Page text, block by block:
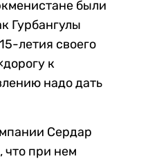
были
Гурбангулы
летия своего
к
надо дать
Сердар
что при нем